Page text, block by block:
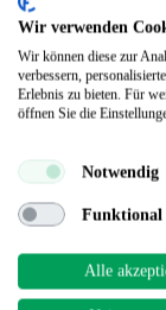
Terrassendielen
Wir verwenden
Wir können diese zur
verbessern,
Erlebnis zu bieten. Für
öffnen Sie die
Notwendig
Funktional
Alle